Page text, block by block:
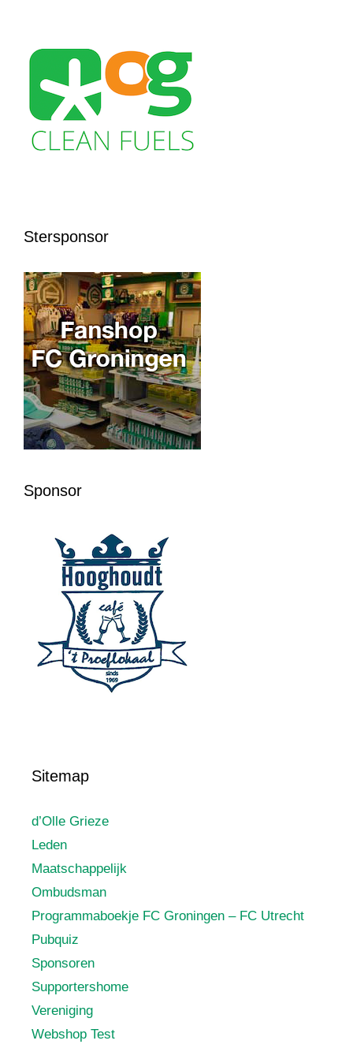
Stersponsor
Sponsor
Sitemap
d’Olle Grieze
Leden
Maatschappelijk
Ombudsman
Programmaboekje FC Groningen – FC Utrecht
Pubquiz
Sponsoren
Supportershome
Vereniging
Webshop Test